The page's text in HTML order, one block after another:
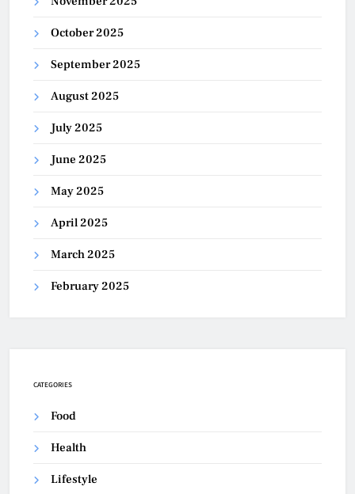
October 2025
September 2025
August 2025
July 2025
June 2025
May 2025
April 2025
March 2025
February 2025
CATEGORIES
Food
Health
Lifestyle